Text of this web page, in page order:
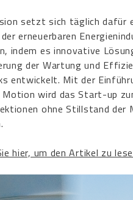
setzt sich täglich dafür
erneuerbaren
indem es innovative
der Wartung und
entwickelt. Mit der
Motion wird das Start-up
ohne Stillstand der
hier, um den Artikel zu